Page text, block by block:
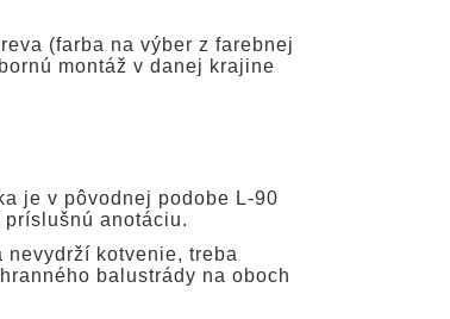
(farba na výber z farebnej
montáž v danej krajine
je v pôvodnej podobe L-90
anotáciu.
kotvenie, treba
balustrády na oboch